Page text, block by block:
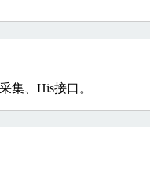
集、His接口。